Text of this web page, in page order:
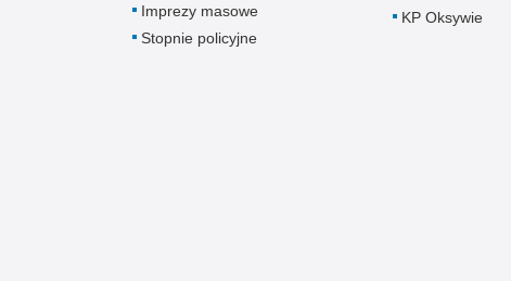
Imprezy masowe
Stopnie policyjne
KP Oksywie